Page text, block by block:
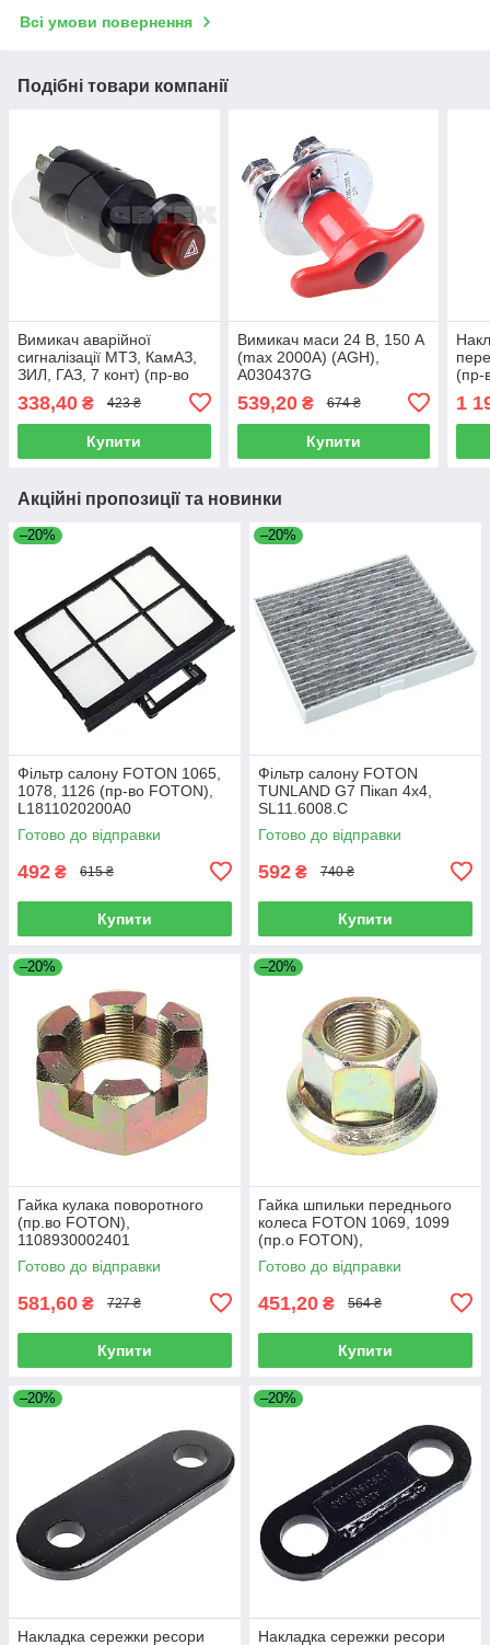
Всі умови повернення
Подібні товари компанії
Вимикач аварійної
сигналізації МТЗ, КамАЗ,
ЗИЛ, ГАЗ, 7 конт) (пр-во
Юбана) 32.3710 (24.3710)
338,40 ₴ 423 ₴
Купити
Вимикач маси 24 В, 150 A
(max 2000A) (AGH),
A030437G
539,20₴ 674 ₴
Купити
(пр-
1
Акційні пропозиції та новинки
–20%
Фільтр салону FOTON 1065,
1078, 1126 (пр-во FOTON),
L1811020200A0
Готово до відправки
492 ₴ 615 ₴
Купити
–20%
Фільтр салону FOTON
TUNLAND G7 Пікап 4х4,
SL11.6008.C
Готово до відправки
592 ₴ 740 ₴
Купити
–20%
Гайка кулака поворотного
(пр.во FOTON),
1108930002401
Готово до відправки
581,60 ₴ 727 ₴
Купити
–20%
Гайка шпильки переднього
колеса FOTON 1069, 1099
(пр.о FOTON),
1106930003404
Готово до відправки
451,20 ₴ 564 ₴
Купити
–20%
Накладка сережки ресори
–20%
Накладка сережки ресори